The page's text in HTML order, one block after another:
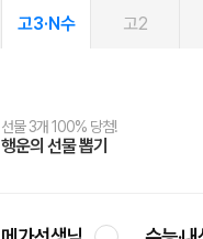
고3·N수 고2
선물 3개 100% 당첨!
행운의 선물 뽑기
선물 100% 증정!
메가스터디 X 올리브
여름방학 스터디 캐시백
메가런 썸머스쿨
2027 러셀 단과
강사 공개선발
스마트러닝앱
설문 EVENT
메가패스
3일 무료 체험권
메가패스 수강생 무료혜택!
메가클럽 멤버십
사회공헌 캠페인
희망이룸 메가나눔